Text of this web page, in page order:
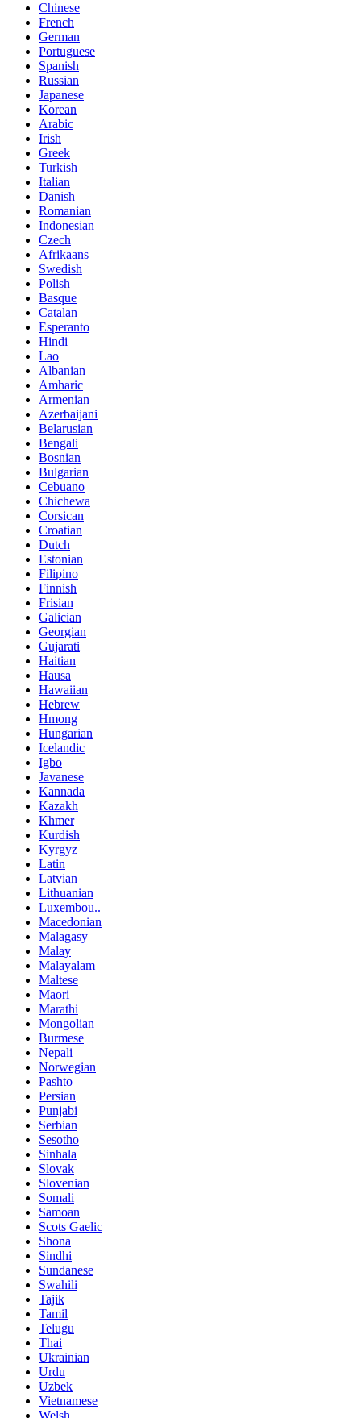
Chinese
French
German
Portuguese
Spanish
Russian
Japanese
Korean
Arabic
Irish
Greek
Turkish
Italian
Danish
Romanian
Indonesian
Czech
Afrikaans
Swedish
Polish
Basque
Catalan
Esperanto
Hindi
Lao
Albanian
Amharic
Armenian
Azerbaijani
Belarusian
Bengali
Bosnian
Bulgarian
Cebuano
Chichewa
Corsican
Croatian
Dutch
Estonian
Filipino
Finnish
Frisian
Galician
Georgian
Gujarati
Haitian
Hausa
Hawaiian
Hebrew
Hmong
Hungarian
Icelandic
Igbo
Javanese
Kannada
Kazakh
Khmer
Kurdish
Kyrgyz
Latin
Latvian
Lithuanian
Luxembou..
Macedonian
Malagasy
Malay
Malayalam
Maltese
Maori
Marathi
Mongolian
Burmese
Nepali
Norwegian
Pashto
Persian
Punjabi
Serbian
Sesotho
Sinhala
Slovak
Slovenian
Somali
Samoan
Scots Gaelic
Shona
Sindhi
Sundanese
Swahili
Tajik
Tamil
Telugu
Thai
Ukrainian
Urdu
Uzbek
Vietnamese
Welsh